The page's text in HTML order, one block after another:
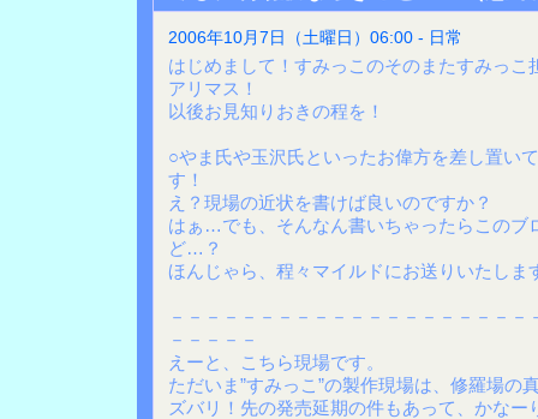
2006年10月7日（土曜日）06:00 - 日常
はじめまして！すみっこのそのまたすみっこ
アリマス！
以後お見知りおきの程を！
○やま氏や玉沢氏といったお偉方を差し置い
す！
え？現場の近状を書けば良いのですか？
はぁ…でも、そんなん書いちゃったらこのブ
ど…？
ほんじゃら、程々マイルドにお送りいたしま
－－－－－－－－－－－－－－－－－－－
－－－－－
えーと、こちら現場です。
ただいま”すみっこ”の製作現場は、修羅場の
ズバリ！先の発売延期の件もあって、かなー